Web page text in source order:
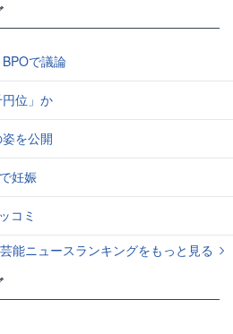
で議論
位」か
を公開
妊娠
コミ
芸能ニュースランキングをもっと見る